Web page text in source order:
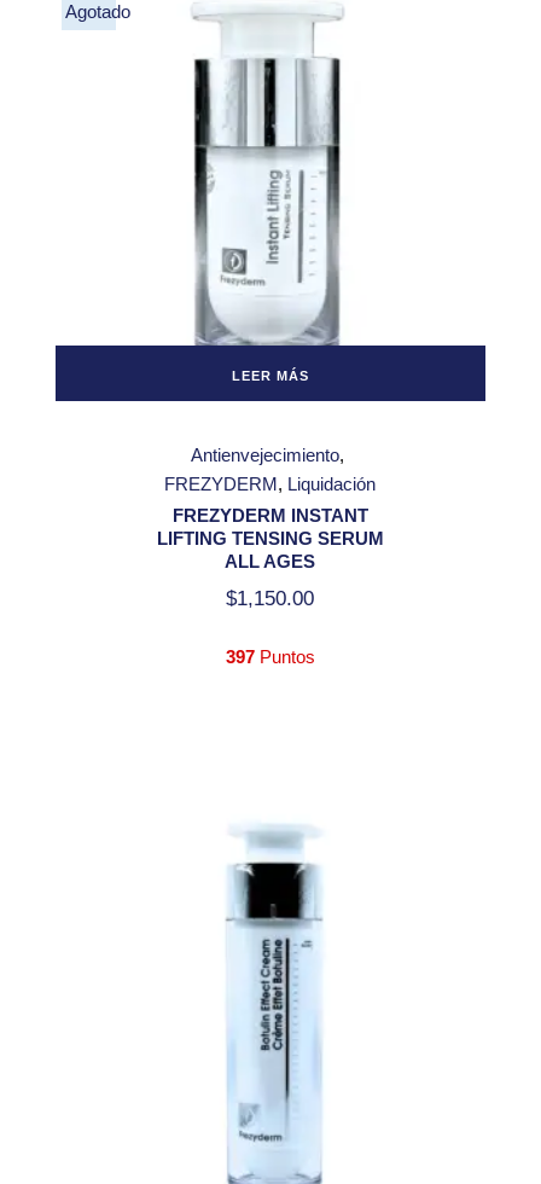
Agotado
LEER MÁS
Antienvejecimiento
FREZYDERM Liquidación
FREZYDERM INSTANT
LIFTING TENSING SERUM
ALL AGES
$1,150.00
397Puntos